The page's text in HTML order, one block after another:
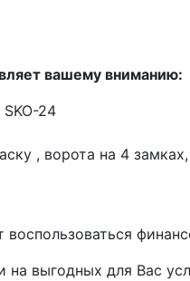
вашему вниманию:
24
, ворота на 4
воспользоваться
на выгодных для Вас